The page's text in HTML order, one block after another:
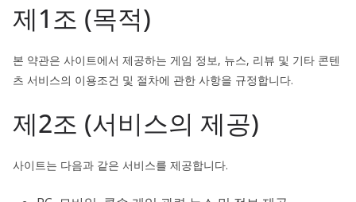
제1조 (목적)
본 약관은 사이트에서 제공하는 게임 정보, 뉴스, 리뷰 및 기타 콘텐
츠 서비스의 이용조건 및 절차에 관한 사항을 규정합니다.
제2조 (서비스의 제공)
사이트는 다음과 같은 서비스를 제공합니다.